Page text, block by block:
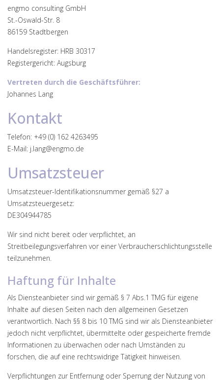
engmo consulting GmbH
St.-Oswald-Str. 8
86159 Stadtbergen
Handelsregister: HRB 30317
Registergericht: Augsburg
Vertreten durch die Geschäftsführer:
Johannes Lang
Kontakt
Telefon: +49 (0) 162 4263495
E-Mail: j.lang@engmo.de
Umsatzsteuer
Umsatzsteuer-Identifikationsnummer gemäß §27 a
Umsatzsteuergesetz:
DE304944785
Wir sind nicht bereit oder verpflichtet, an
Streitbeilegungsverfahren vor einer Verbraucherschlichtungsstelle
teilzunehmen.
Haftung für Inhalte
Als Diensteanbieter sind wir gemäß § 7 Abs.1 TMG für eigene
Inhalte auf diesen Seiten nach den allgemeinen Gesetzen
verantwortlich. Nach §§ 8 bis 10 TMG sind wir als Diensteanbieter
jedoch nicht verpflichtet, übermittelte oder gespeicherte fremde
Informationen zu überwachen oder nach Umständen zu
forschen, die auf eine rechtswidrige Tätigkeit hinweisen.
Verpflichtungen zur Entfernung oder Sperrung der Nutzung von